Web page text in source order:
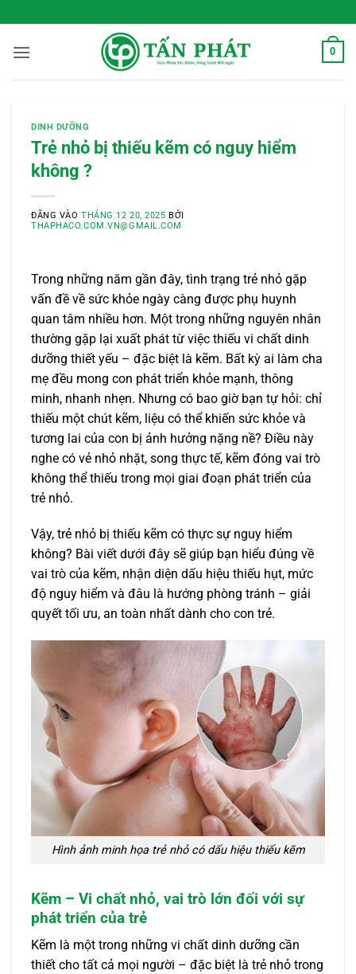
qua
nội
0
DINH DƯỠNG
Trẻ nhỏ bị thiếu kẽm có nguy hiểm
không ?
ĐĂNG VÀOTHÁNG 12 20, 2025 BỞI
THAPHACO.COM.VN@GMAIL.COM
Trong những năm gần đây, tình trạng trẻ nhỏ gặp
vấn đề về sức khỏe ngày càng được phụ huynh
quan tâm nhiều hơn. Một trong những nguyên nhân
thường gặp lại xuất phát từ việc thiếu vi chất dinh
dưỡng thiết yếu – đặc biệt là kẽm. Bất kỳ ai làm cha
mẹ đều mong con phát triển khỏe mạnh, thông
minh, nhanh nhẹn. Nhưng có bao giờ bạn tự hỏi: chỉ
thiếu một chút kẽm, liệu có thể khiến sức khỏe và
tương lai của con bị ảnh hưởng nặng nề? Điều này
nghe có vẻ nhỏ nhặt, song thực tế, kẽm đóng vai trò
không thể thiếu trong mọi giai đoạn phát triển của
trẻ nhỏ.
Vậy, trẻ nhỏ bị thiếu kẽm có thực sự nguy hiểm
không? Bài viết dưới đây sẽ giúp bạn hiểu đúng về
vai trò của kẽm, nhận diện dấu hiệu thiếu hụt, mức
độ nguy hiểm và đâu là hướng phòng tránh – giải
quyết tối ưu, an toàn nhất dành cho con trẻ.
Hình ảnh minh họa trẻ nhỏ có dấu hiệu thiếu kẽm
Kẽm – Vi chất nhỏ, vai trò lớn đối với sự
phát triển của trẻ
Kẽm là một trong những vi chất dinh dưỡng cần
thiết cho tất cả mọi người – đặc biệt là trẻ nhỏ trong